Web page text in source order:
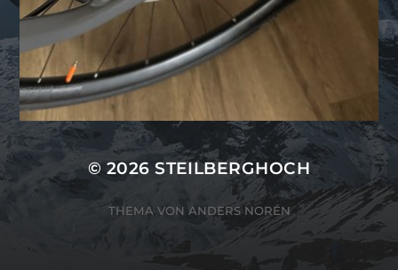
© 2026STEILBERGHOCH
THEMA VON ANDERS NORÉN